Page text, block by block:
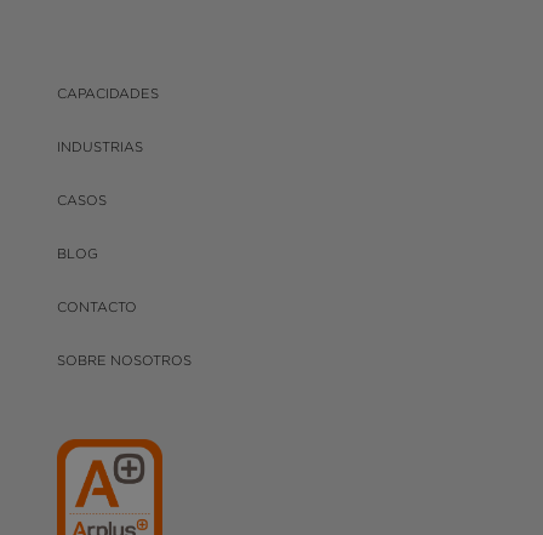
CAPACIDADES
INDUSTRIAS
CASOS
BLOG
CONTACTO
SOBRE NOSOTROS